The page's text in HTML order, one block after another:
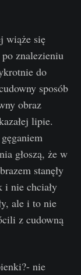
wiąże się
znalezieniu
do
sposób
obraz
lipie.
głoszą, że w
stanęły
i nie chciały
ale i to nie
z cudowną
nie